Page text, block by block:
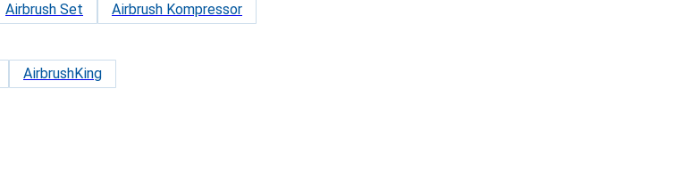
Airbrush Set Airbrush Kompressor
AirbrushKing